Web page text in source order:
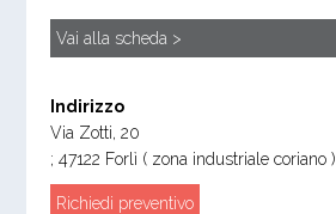
Vai alla scheda >
Indirizzo
Via Zotti, 20
;47122 Forlì ( zona industriale coriano )
Richiedi preventivo